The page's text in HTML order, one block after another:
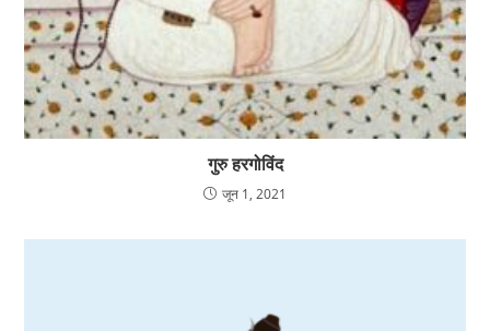
गुरु हरगोविंद
जून 1, 2021